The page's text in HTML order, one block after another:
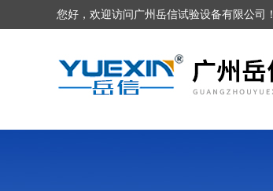
您好，欢迎访问广州岳信试验设备有限公司！